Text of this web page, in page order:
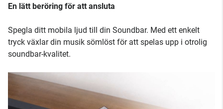
En lätt beröring för att ansluta
Spegla ditt mobila ljud till din Soundbar. Med ett enkelt
tryck växlar din musik sömlöst för att spelas upp i otrolig
soundbar-kvalitet.